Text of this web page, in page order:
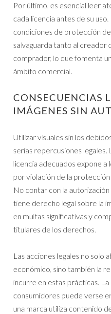
Por último, es esencial leer
cada licencia antes de su
condiciones de protección
salvaguarda tanto al creador
comprador, lo que fomenta
ámbito comercial.
CONSECUENCIAS
IMÁGENES SIN
Utilizar visuales sin los
serias repercusiones
licencia adecuados expone a
por violación de la
No contar con la
tiene derecho legal sobre la
en multas significativas y
titulares de los derechos.
Las acciones legales no solo
económico, sino también la
incurre en estas prácticas. La
consumidores puede verse
una marca utiliza contenido